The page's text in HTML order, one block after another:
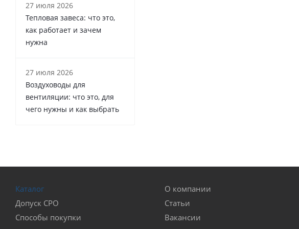
27 июля 2026
Тепловая завеса: что это,
как работает и зачем
нужна
27 июля 2026
Воздуховоды для
вентиляции: что это, для
чего нужны и как выбрать
Каталог
Допуск СРО
Способы покупки
О компании
Статьи
Вакансии